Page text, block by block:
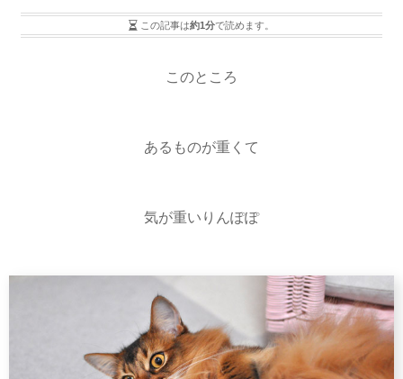
この記事は約1分で読めます。
このところ
あるものが重くて
気が重いりんぽぽ